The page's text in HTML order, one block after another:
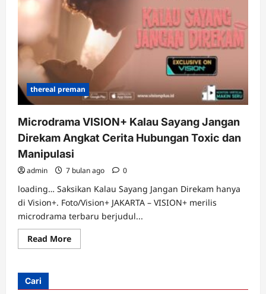
thereal preman
Microdrama VISION+ Kalau Sayang Jangan
Direkam Angkat Cerita Hubungan Toxic dan
Manipulasi
admin 7 bulan ago 0
loading… Saksikan Kalau Sayang Jangan Direkam hanya
di Vision+. Foto/Vision+ JAKARTA – VISION+ merilis
microdrama terbaru berjudul...
Read MoreRead
more
Sayang
Cari